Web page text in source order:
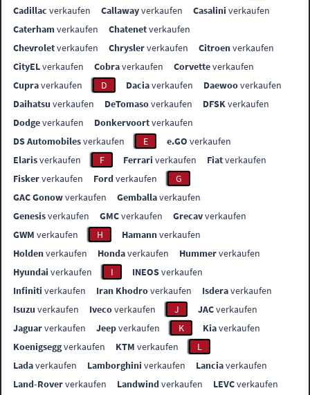
Cadillac verkaufen Callawayverkaufen Casalini verkaufen
Caterhamverkaufen Chatenetverkaufen
Chevroletverkaufen Chryslerverkaufen Citroenverkaufen
CityELverkaufen Cobraverkaufen Corvetteverkaufen
Cupraverkaufen D Daciaverkaufen Daewooverkaufen
Daihatsu verkaufen DeTomasoverkaufen DFSKverkaufen
Dodgeverkaufen Donkervoortverkaufen
DS Automobilesverkaufen E e.GO verkaufen
Elarisverkaufen F Ferrari verkaufen Fiatverkaufen
Fiskerverkaufen Fordverkaufen
G
GAC Gonowverkaufen Gemballaverkaufen
Genesisverkaufen GMCverkaufen Grecavverkaufen
GWM verkaufen H Hamannverkaufen
Holdenverkaufen Hondaverkaufen Hummerverkaufen
Hyundai verkaufen I INEOSverkaufen
Infiniti verkaufen Iran Khodroverkaufen Isderaverkaufen
Isuzu verkaufen Ivecoverkaufen J JACverkaufen
Jaguarverkaufen Jeepverkaufen K Kiaverkaufen
Koenigseggverkaufen KTM verkaufen
L
Ladaverkaufen Lamborghini verkaufen Lanciaverkaufen
Land-Roververkaufen Landwindverkaufen LEVCverkaufen